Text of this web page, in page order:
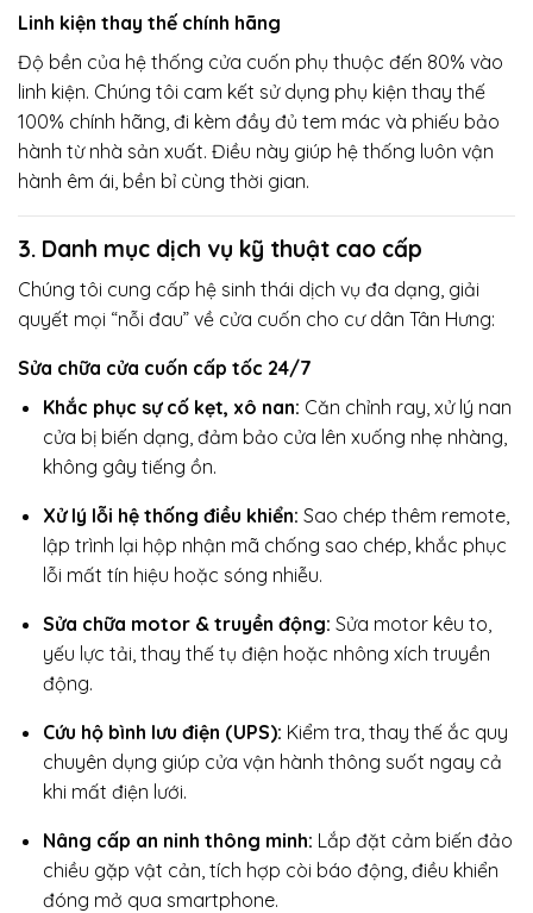
Linh kiện thay thế chính hãng
Độ bền của hệ thống cửa cuốn phụ thuộc đến 80% vào
linh kiện. Chúng tôi cam kết sử dụng phụ kiện thay thế
100% chính hãng, đi kèm đầy đủ tem mác và phiếu bảo
hành từ nhà sản xuất. Điều này giúp hệ thống luôn vận
hành êm ái, bền bỉ cùng thời gian.
3. Danh mục dịch vụ kỹ thuật cao cấp
Chúng tôi cung cấp hệ sinh thái dịch vụ đa dạng, giải
quyết mọi “nỗi đau” về cửa cuốn cho cư dân Tân Hưng:
Sửa chữa cửa cuốn cấp tốc 24/7
Khắc phục sự cố kẹt, xô nan: Căn chỉnh ray, xử lý nan
cửa bị biến dạng, đảm bảo cửa lên xuống nhẹ nhàng,
không gây tiếng ồn.
Xử lý lỗi hệ thống điều khiển: Sao chép thêm remote,
lập trình lại hộp nhận mã chống sao chép, khắc phục
lỗi mất tín hiệu hoặc sóng nhiễu.
Sửa chữa motor & truyền động: Sửa motor kêu to,
yếu lực tải, thay thế tụ điện hoặc nhông xích truyền
động.
Cứu hộ bình lưu điện (UPS): Kiểm tra, thay thế ắc quy
chuyên dụng giúp cửa vận hành thông suốt ngay cả
khi mất điện lưới.
Nâng cấp an ninh thông minh: Lắp đặt cảm biến đảo
chiều gặp vật cản, tích hợp còi báo động, điều khiển
đóng mở qua smartphone.